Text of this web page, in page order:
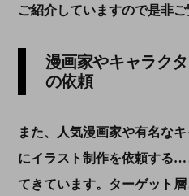
ご紹介していますので是非ご
漫画家やキャラク
の依頼
また、人気漫画家や有名な
にイラスト制作を依頼する…
てきています。ターゲット